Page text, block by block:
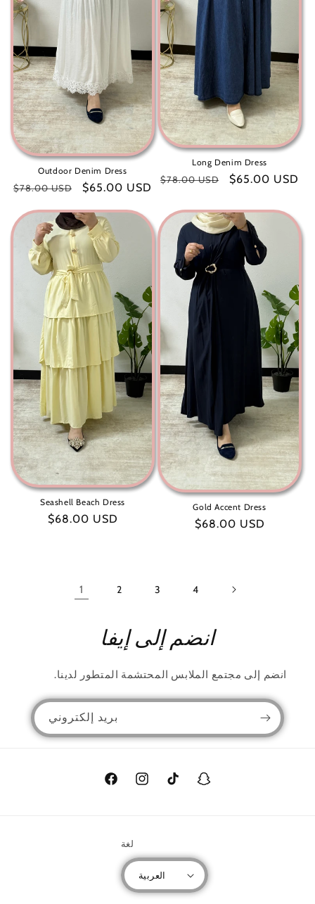
Outdoor Denim Dress
سعر
$78.00 USD
سعر
$65.00 USD
Long Denim Dress
سعر
$78.00 USD
سعر
$65.00 USD
Seashell Beach Dress
سعر
$68.00 USD
Gold Accent Dress
سعر
$68.00 USD
1 2 3 4
انضم إلى إيفا
انضم إلى مجتمع الملابس المحتشمة المتطور لدينا.
بريد إلكتروني
فيسبوكانستغرام
تيك
سناب
لغة
العربية